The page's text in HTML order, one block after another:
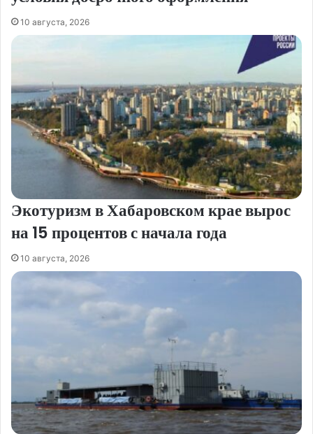
10 августа, 2026
Экотуризм в Хабаровском крае вырос
на 15 процентов с начала года
10 августа, 2026